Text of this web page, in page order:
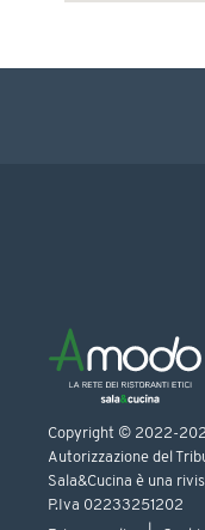
Copyright © 2022-
Autorizzazione del
Sala&Cucina è una
P.Iva 02233251202